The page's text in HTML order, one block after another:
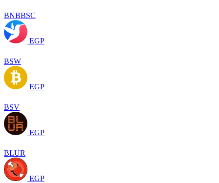
BNBBSC
EGP
BSW
EGP
BSV
EGP
BLUR
EGP